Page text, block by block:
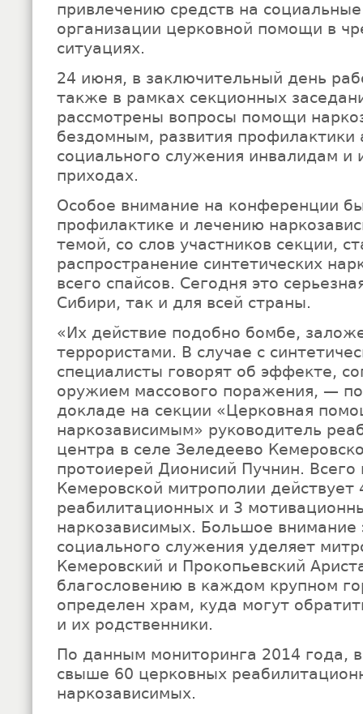
привлечению средств на
организации церковной помощи в
ситуациях.
24 июня, в заключительный день
также в рамках секционных
рассмотрены вопросы помощи
бездомным, развития профилактики
социального служения инвалидам и
приходах.
Особое внимание на конференции
профилактике и лечению
темой, со слов участников секции,
распространение синтетических
всего спайсов. Сегодня это
Сибири, так и для всей страны.
«Их действие подобно бомбе,
террористами. В случае с
специалисты говорят об эффекте,
оружием массового поражения, —
докладе на секции «Церковная
наркозависимым» руководитель
центра в селе Зеледеево
протоиерей Дионисий Пучнин. Всего
Кемеровской митрополии действует
реабилитационных и 3
наркозависимых. Большое внимание
социального служения уделяет
Кемеровский и Прокопьевский
благословению в каждом крупном
определен храм, куда могут
и их родственники.
По данным мониторинга 2014 года, в
свыше 60 церковных
наркозависимых.